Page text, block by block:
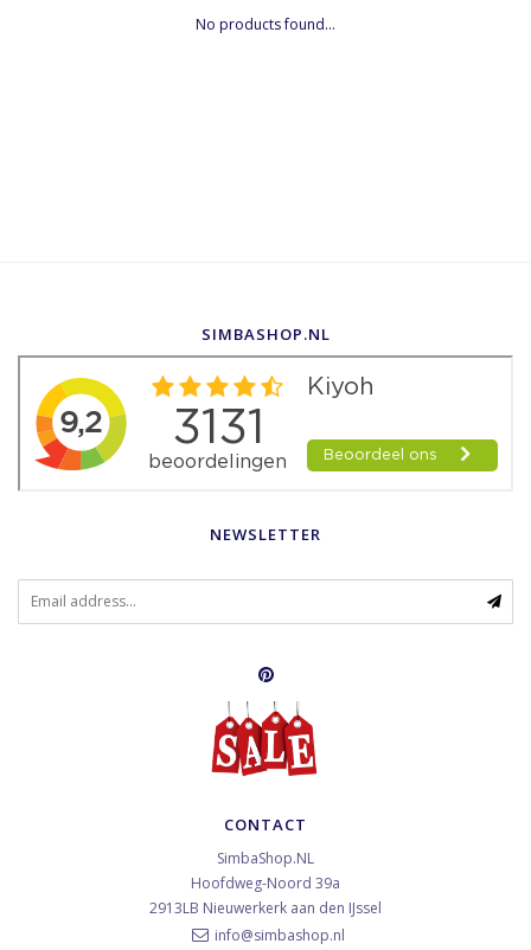
No products found...
SIMBASHOP.NL
NEWSLETTER
CONTACT
SimbaShop.NL
Hoofdweg-Noord 39a
2913LB Nieuwerkerk aan den IJssel
info@simbashop.nl